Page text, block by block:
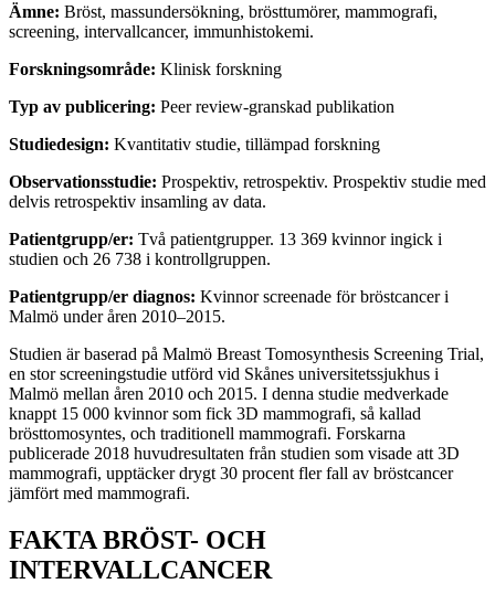
Ämne: Bröst, massundersökning, brösttumörer, mammografi,
screening, intervallcancer, immunhistokemi.
Forskningsområde: Klinisk forskning
Typ av publicering: Peer review-granskad publikation
Studiedesign: Kvantitativ studie, tillämpad forskning
Observationsstudie: Prospektiv, retrospektiv. Prospektiv studie med
delvis retrospektiv insamling av data.
Patientgrupp/er: Två patientgrupper. 13 369 kvinnor ingick i
studien och 26 738 i kontrollgruppen.
Patientgrupp/er diagnos: Kvinnor screenade för bröstcancer i
Malmö under åren 2010–2015.
Studien är baserad på Malmö Breast Tomosynthesis Screening Trial,
en stor screeningstudie utförd vid Skånes universitetssjukhus i
Malmö mellan åren 2010 och 2015. I denna studie medverkade
knappt 15 000 kvinnor som fick 3D mammografi, så kallad
brösttomosyntes, och traditionell mammografi. Forskarna
publicerade 2018 huvudresultaten från studien som visade att 3D
mammografi, upptäcker drygt 30 procent fler fall av bröstcancer
jämfört med mammografi.
FAKTA BRÖST- OCH
INTERVALLCANCER